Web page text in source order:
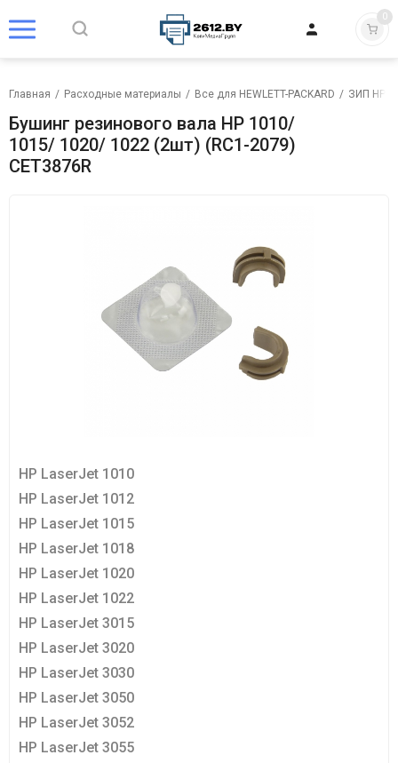
0
Главная / Расходные материалы / Все для HEWLETT-PACKARD / ЗИП HP
Бушинг резинового вала HP 1010/
1015/ 1020/ 1022 (2шт) (RC1-2079)
CET3876R
HP LaserJet 1010
HP LaserJet 1012
HP LaserJet 1015
HP LaserJet 1018
HP LaserJet 1020
HP LaserJet 1022
HP LaserJet 3015
HP LaserJet 3020
HP LaserJet 3030
HP LaserJet 3050
HP LaserJet 3052
HP LaserJet 3055